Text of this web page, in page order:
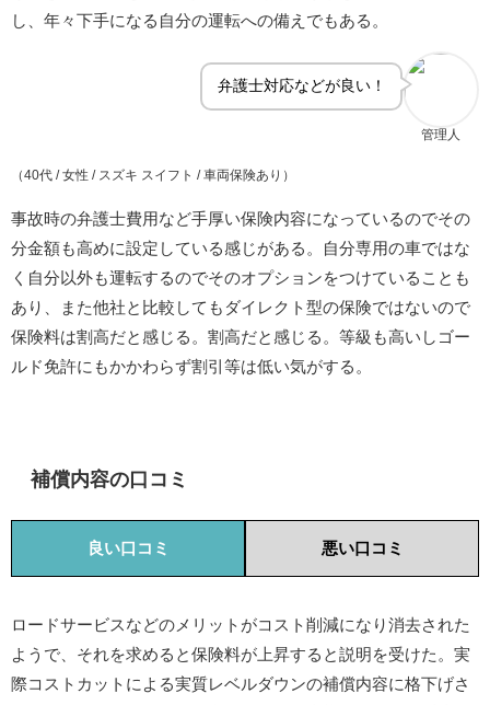
し、年々下手になる自分の運転への備えでもある。
管理人
弁護士対応などが良い！
（40代 / 女性 / スズキ スイフト / 車両保険あり）
事故時の弁護士費用など手厚い保険内容になっているのでその
分金額も高めに設定している感じがある。自分専用の車ではな
く自分以外も運転するのでそのオプションをつけていることも
あり、また他社と比較してもダイレクト型の保険ではないので
保険料は割高だと感じる。割高だと感じる。等級も高いしゴー
ルド免許にもかかわらず割引等は低い気がする。
補償内容の口コミ
良い口コミ 悪い口コミ
ロードサービスなどのメリットがコスト削減になり消去された
ようで、それを求めると保険料が上昇すると説明を受けた。実
際コストカットによる実質レベルダウンの補償内容に格下げさ